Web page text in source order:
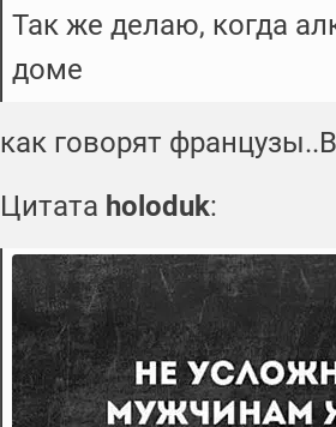
Так же делаю, когда
доме
как говорят
Цитата holoduk: